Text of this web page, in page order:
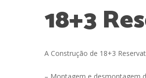
18+3
A Construção de 18+3